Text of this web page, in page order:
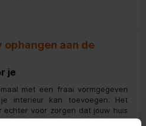
aan de
je
met een fraai vormgegeven
interieur kan toevoegen. Het
voor zorgen dat jouw huis
strakker uitziet. Wil je je nieuwe